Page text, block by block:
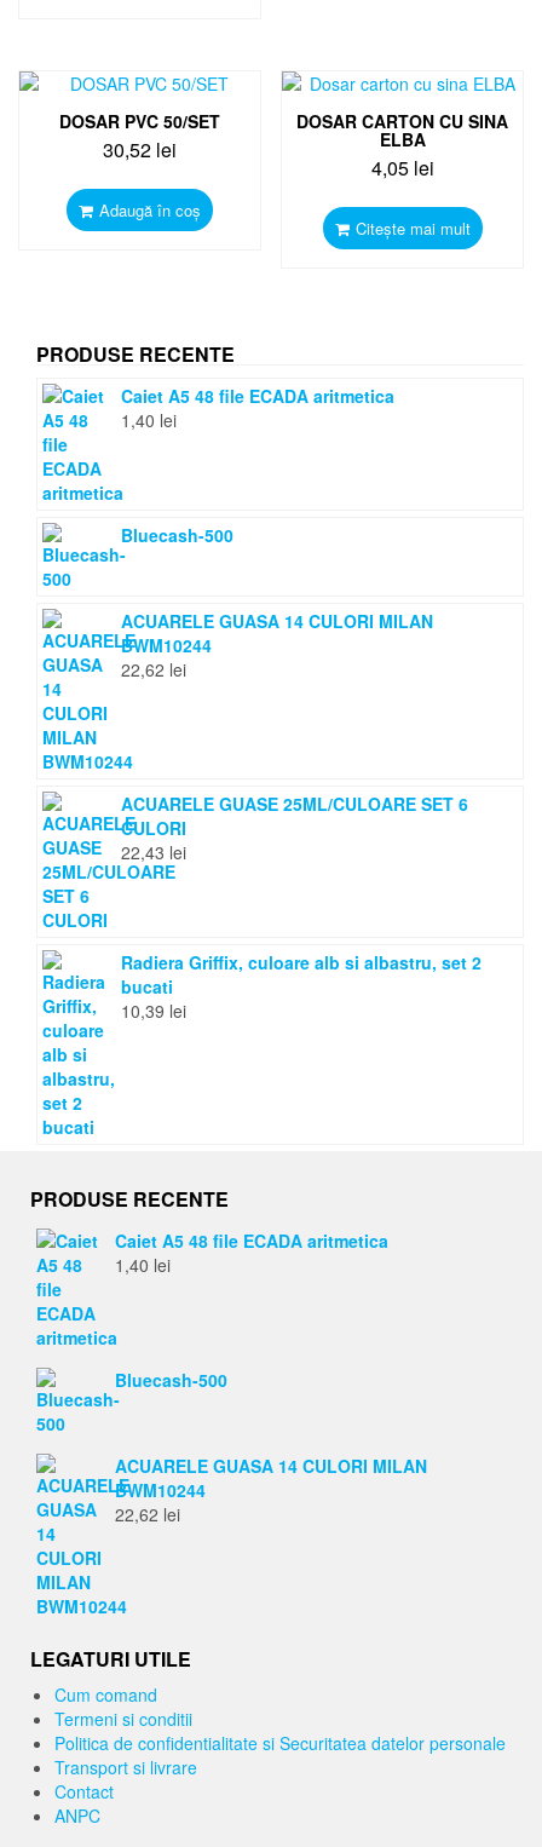
DOSAR PVC 50/SET
30,52 lei
Adaugă în coș
DOSAR CARTON CU SINA
ELBA
4,05 lei
Citește mai mult
PRODUSE RECENTE
Caiet A5 48 file ECADA aritmetica
1,40 lei
Bluecash-500
ACUARELE GUASA 14 CULORI MILAN
BWM10244
22,62 lei
ACUARELE GUASE 25ML/CULOARE SET 6
CULORI
22,43 lei
Radiera Griffix, culoare alb si albastru, set 2
bucati
10,39 lei
PRODUSE RECENTE
Caiet A5 48 file ECADA aritmetica
1,40 lei
Bluecash-500
ACUARELE GUASA 14 CULORI MILAN
BWM10244
22,62 lei
LEGATURI UTILE
Cum comand
Termeni si conditii
Politica de confidentialitate si Securitatea datelor personale
Transport si livrare
Contact
ANPC